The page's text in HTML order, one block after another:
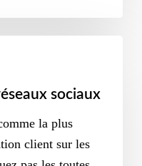
sociaux
la plus
client sur les